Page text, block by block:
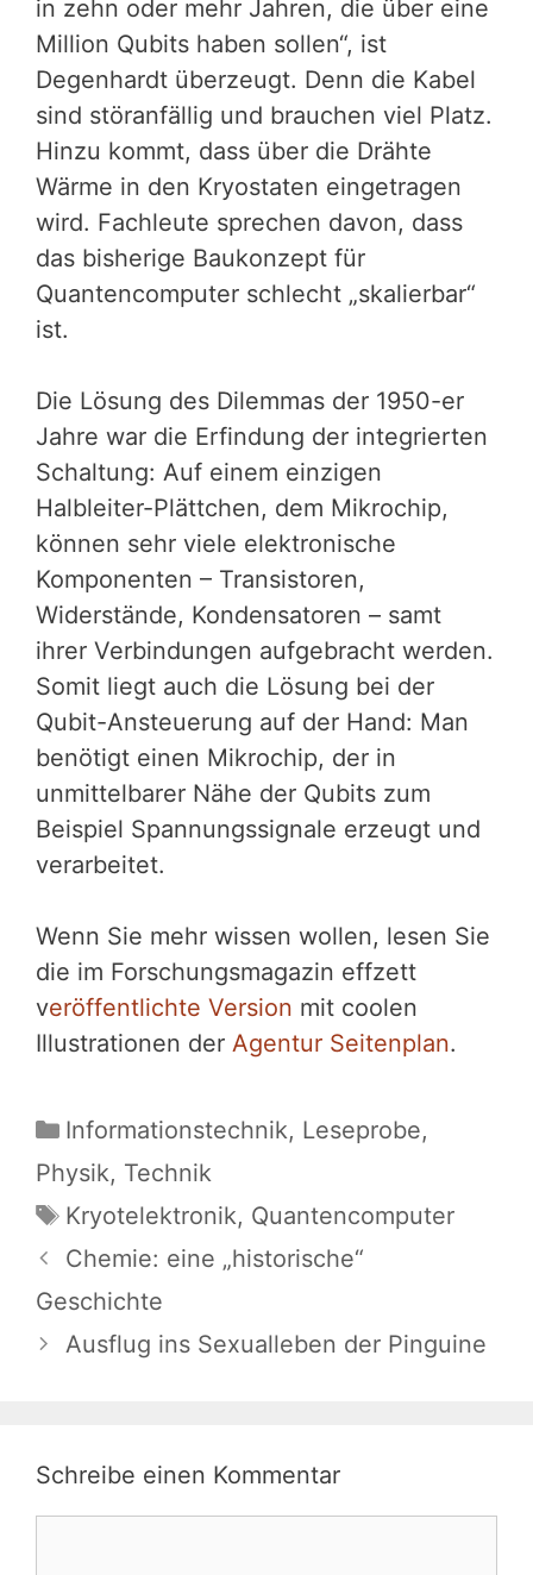
in zehn oder mehr Jahren, die über eine
Million Qubits haben sollen“, ist
Degenhardt überzeugt. Denn die Kabel
sind störanfällig und brauchen viel Platz.
Hinzu kommt, dass über die Drähte
Wärme in den Kryostaten eingetragen
wird. Fachleute sprechen davon, dass
das bisherige Baukonzept für
Quantencomputer schlecht „skalierbar“
ist.
Die Lösung des Dilemmas der 1950-er
Jahre war die Erfindung der integrierten
Schaltung: Auf einem einzigen
Halbleiter-Plättchen, dem Mikrochip,
können sehr viele elektronische
Komponenten – Transistoren,
Widerstände, Kondensatoren – samt
ihrer Verbindungen aufgebracht werden.
Somit liegt auch die Lösung bei der
Qubit-Ansteuerung auf der Hand: Man
benötigt einen Mikrochip, der in
unmittelbarer Nähe der Qubits zum
Beispiel Spannungssignale erzeugt und
verarbeitet.
Wenn Sie mehr wissen wollen, lesen Sie
die im Forschungsmagazin effzett
veröffentlichte Version mit coolen
Illustrationen der Agentur Seitenplan.
Kategorien
Informationstechnik, Leseprobe,
Physik, Technik
Schlagwörter
Kryotelektronik, Quantencomputer
Chemie: eine „historische“
Geschichte
Ausflug ins Sexualleben der Pinguine
Schreibe einen Kommentar